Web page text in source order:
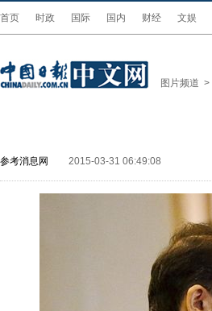
首页 时政 国际 国内 财经 文娱
图片频道 >
参考消息网 2015-03-31 06:49:08